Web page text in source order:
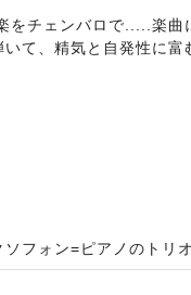
チェンバロで.....楽曲
て、精気と自発性に
フォン=ピアノのトリ